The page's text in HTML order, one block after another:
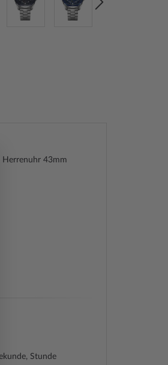
Herrenuhr 43mm
Stunde